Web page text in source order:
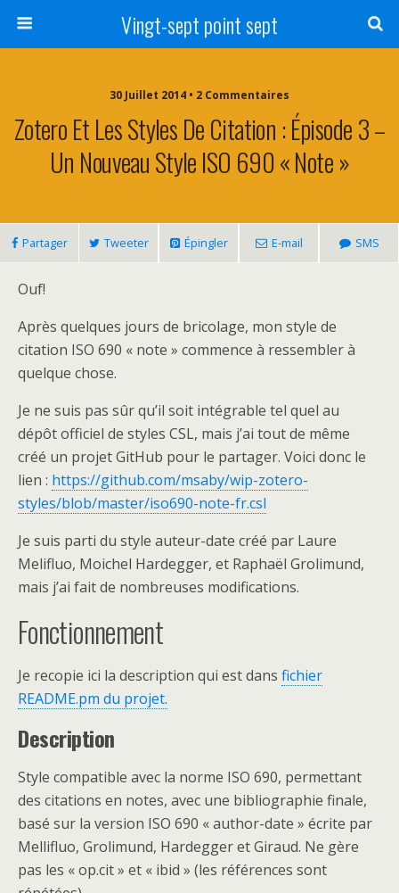
Vingt-sept point sept
30 Juillet 2014 • 2 Commentaires
Zotero Et Les Styles De Citation : Épisode 3 –
Un Nouveau Style ISO 690 « Note »
Partager Tweeter Épingler E-mail SMS
Ouf!
Après quelques jours de bricolage, mon style de
citation ISO 690 « note » commence à ressembler à
quelque chose.
Je ne suis pas sûr qu’il soit intégrable tel quel au
dépôt officiel de styles CSL, mais j’ai tout de même
créé un projet GitHub pour le partager. Voici donc le
lien : https://github.com/msaby/wip-zotero-
styles/blob/master/iso690-note-fr.csl
Je suis parti du style auteur-date créé par Laure
Melifluo, Moichel Hardegger, et Raphaël Grolimund,
mais j’ai fait de nombreuses modifications.
Fonctionnement
Je recopie ici la description qui est dans fichier
README.pm du projet.
Description
Style compatible avec la norme ISO 690, permettant
des citations en notes, avec une bibliographie finale,
basé sur la version ISO 690 « author-date » écrite par
Mellifluo, Grolimund, Hardegger et Giraud. Ne gère
pas les « op.cit » et « ibid » (les références sont